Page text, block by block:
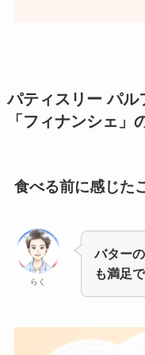
パティスリー パ
「フィナンシェ」
食べる前に感じた
らく
バター
も満足